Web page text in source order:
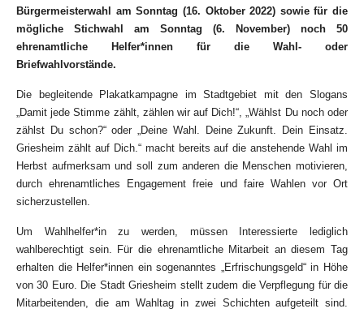
Bürgermeisterwahl am Sonntag (16. Oktober 2022) sowie für die
mögliche Stichwahl am Sonntag (6. November) noch 50
ehrenamtliche Helfer*innen für die Wahl- oder
Briefwahlvorstände.
Die begleitende Plakatkampagne im Stadtgebiet mit den Slogans
„Damit jede Stimme zählt, zählen wir auf Dich!“, „Wählst Du noch oder
zählst Du schon?“ oder „Deine Wahl. Deine Zukunft. Dein Einsatz.
Griesheim zählt auf Dich.“ macht bereits auf die anstehende Wahl im
Herbst aufmerksam und soll zum anderen die Menschen motivieren,
durch ehrenamtliches Engagement freie und faire Wahlen vor Ort
sicherzustellen.
Um Wahlhelfer*in zu werden, müssen Interessierte lediglich
wahlberechtigt sein. Für die ehrenamtliche Mitarbeit an diesem Tag
erhalten die Helfer*innen ein sogenanntes „Erfrischungsgeld“ in Höhe
von 30 Euro. Die Stadt Griesheim stellt zudem die Verpflegung für die
Mitarbeitenden, die am Wahltag in zwei Schichten aufgeteilt sind.